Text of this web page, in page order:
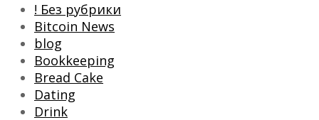
! Без рубрики
Bitcoin News
blog
Bookkeeping
Bread Cake
Dating
Drink